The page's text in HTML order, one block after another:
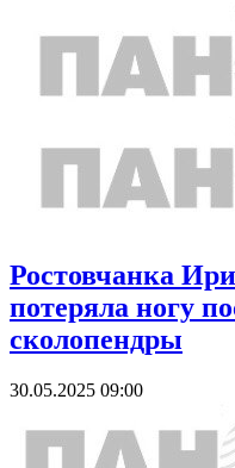
Ростовчанка
потеряла ногу
сколопендры
30.05.2025 09:00